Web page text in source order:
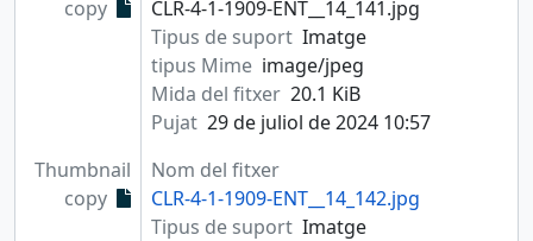
copy
CLR-4-1-1909-ENT__14_141.jpg
Tipus de suport Imatge
tipus Mime image/jpeg
Mida del fitxer 20.1 KiB
Pujat 29 de juliol de 2024 10:57
Thumbnail
copy
Nom del fitxer
CLR-4-1-1909-ENT__14_142.jpg
Tipus de suport Imatge